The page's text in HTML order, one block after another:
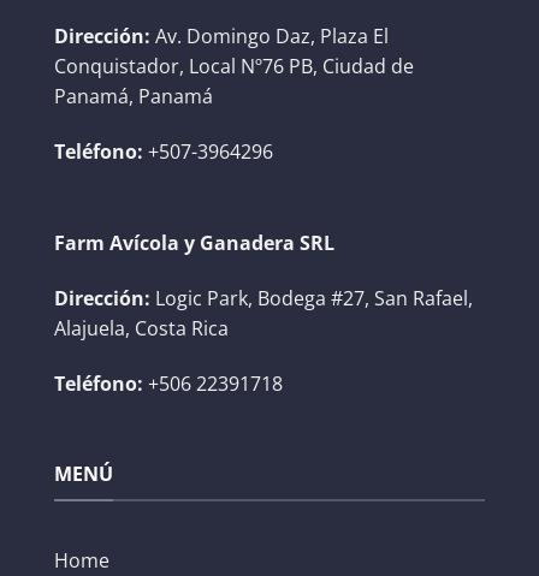
Dirección: Av. Domingo Daz, Plaza El
Conquistador, Local Nº76 PB, Ciudad de
Panamá, Panamá
Teléfono: +507-3964296
Farm Avícola y Ganadera SRL
Dirección: Logic Park, Bodega #27, San Rafael,
Alajuela, Costa Rica
Teléfono: +506 22391718
MENÚ
Home